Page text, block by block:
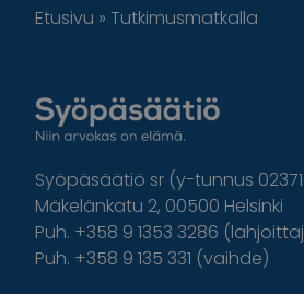
Etusivu » Tutkimusmatkalla
Syöpäsäätiö sr (y-tunnus
Mäkelänkatu 2, 00500 Helsinki
Puh. +358 9 1353 3286
Puh. +358 9 135 331 (vaihde)